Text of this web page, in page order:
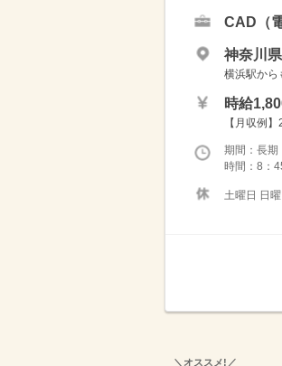
CAD（
神奈川
横浜駅から
時給
【月収例
期間：
時間：8：
土曜日 日曜
＼オススメ!／